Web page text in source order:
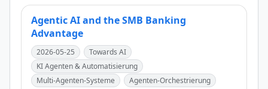
Agentic AI and the SMB Banking
Advantage
2026-05-25
Towards AI
KI Agenten & Automatisierung
Multi-Agenten-Systeme
Agenten-Orchestrierung